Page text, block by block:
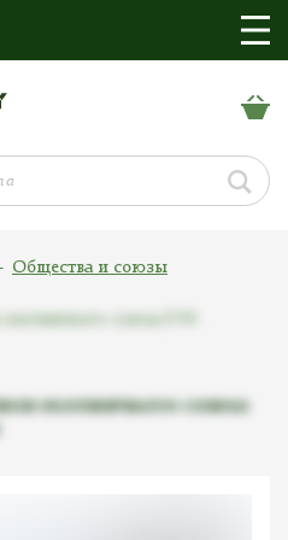
Общества и союзы
охотничьего союза